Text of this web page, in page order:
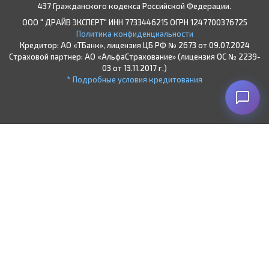
437 Гражданского кодекса Российской Федерации.
ООО " ДРАЙВ ЭКСПЕРТ" ИНН 7733446215 ОГРН 1247700376725
Политика конфиденциальности
Кредитор: АО «ТБанк», лицензия ЦБ РФ № 2673 от 09.07.2024
Страховой партнер: АО «АльфаСтрахование» (лицензия ОС № 2239-
03 от 13.11.2017 г.)
* Подробные условия кредитования